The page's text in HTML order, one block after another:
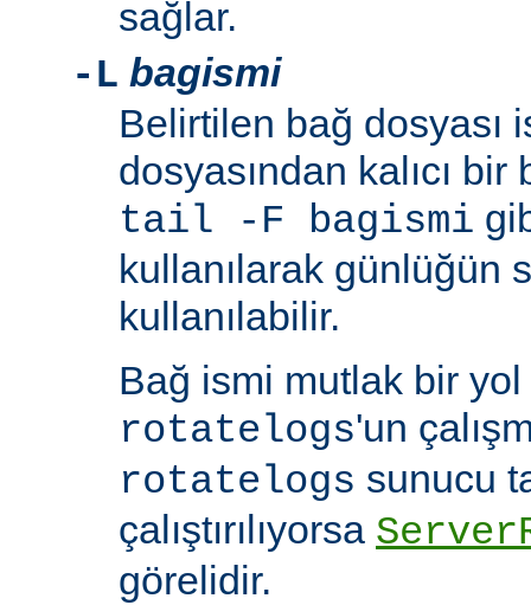
sağlar.
-L bagismi
Belirtilen bağ dosyası
dosyasından kalıcı
tail -F bagismi
kullanılarak günlüğün
kullanılabilir.
Bağ ismi mutlak bir
rotatelogs'un
rotatelogs sunucu
çalıştırılıyorsa
görelidir.